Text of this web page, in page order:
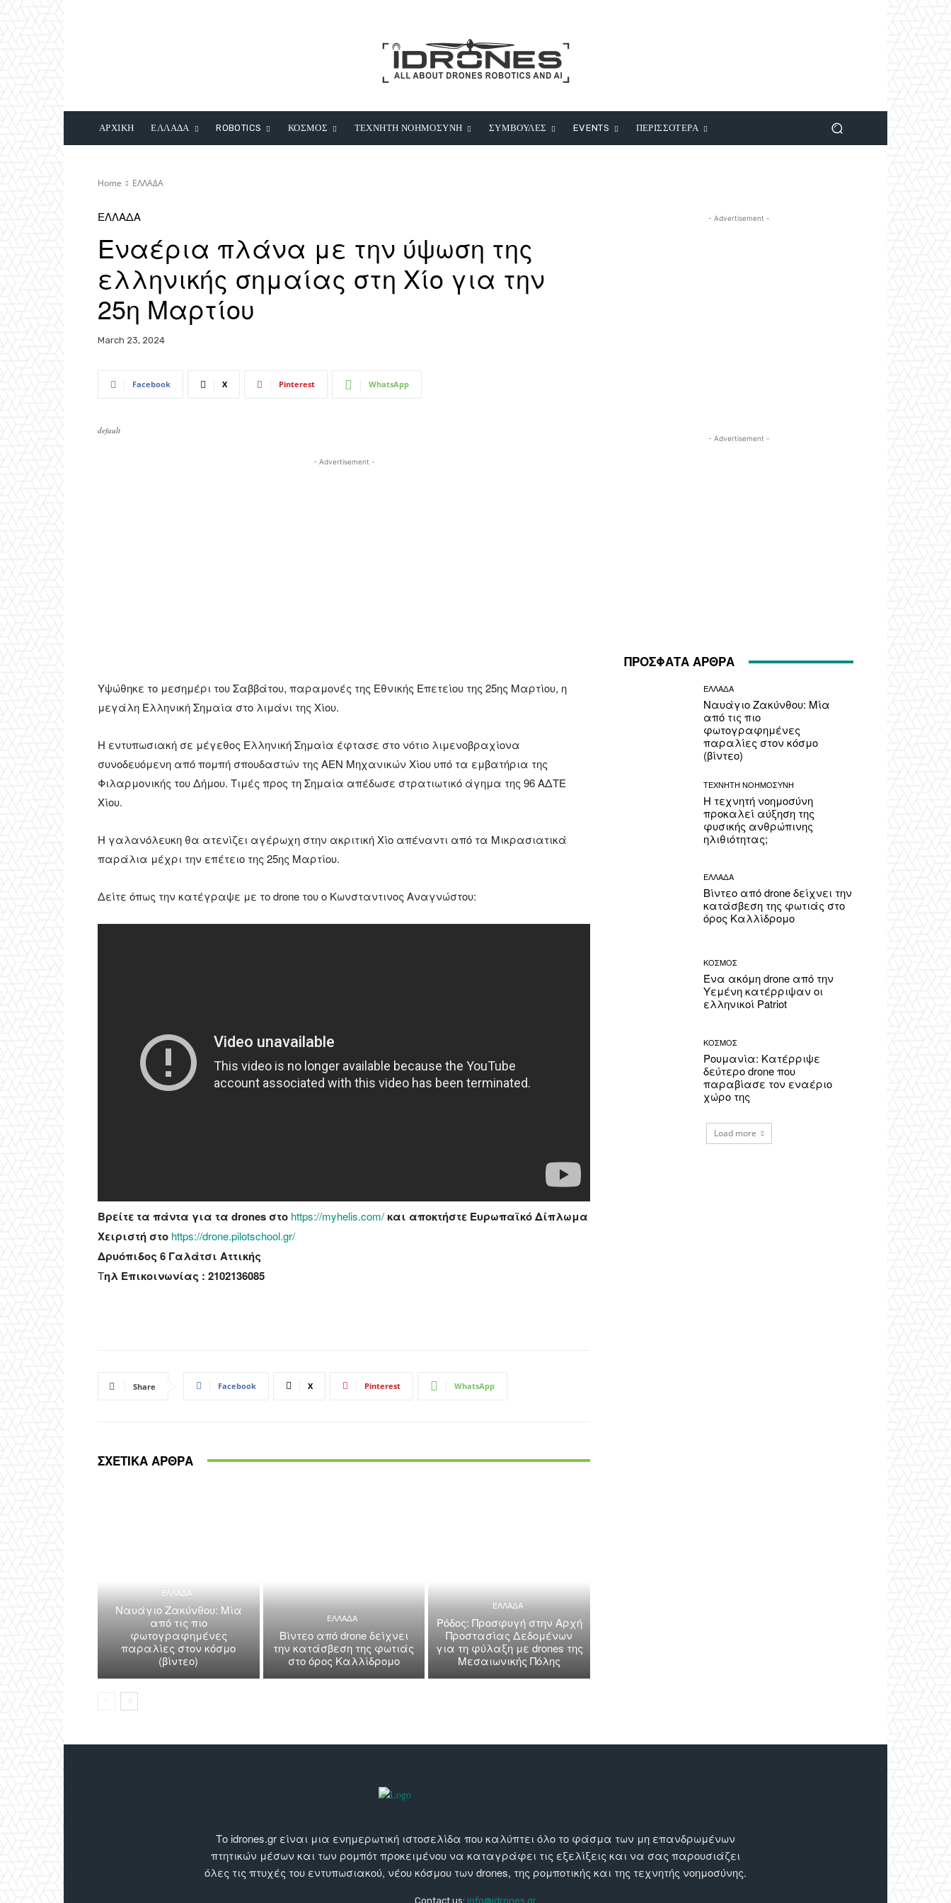
ΑΡΧΙΚΗ ΕΛΛΑΔΑ ROBOTICS ΚΟΣΜΟΣ ΤΕΧΝΗΤΗ ΝΟΗΜΟΣΥΝΗ ΣΥΜΒΟΥΛΕΣ EVENTS ΠΕΡΙΣΣΟΤΕΡΑ
Home ΕΛΛΑΔΑ
ΕΛΛΑΔΑ
Εναέρια πλάνα με την ύψωση της
ελληνικής σημαίας στη Χίο για την
25η Μαρτίου
March 23, 2024
Facebook X Pinterest WhatsApp
default
- Advertisement -
Υψώθηκε το μεσημέρι του Σαββάτου, παραμονές της Εθνικής Επετείου της 25ης Μαρτίου, η
μεγάλη Ελληνική Σημαία στο λιμάνι της Χίου.
Η εντυπωσιακή σε μέγεθος Ελληνική Σημαία έφτασε στο νότιο λιμενοβραχίονα
συνοδευόμενη από πομπή σπουδαστών της ΑΕΝ Μηχανικών Χίου υπό τα εμβατήρια της
Φιλαρμονικής του Δήμου. Τιμές προς τη Σημαία απέδωσε στρατιωτικό άγημα της 96 ΑΔΤΕ
Χίου.
Η γαλανόλευκη θα ατενίζει αγέρωχη στην ακριτική Χίο απέναντι από τα Μικρασιατικά
παράλια μέχρι την επέτειο της 25ης Μαρτίου.
Δείτε όπως την κατέγραψε με το drone του ο Κωνσταντινος Αναγνώστου:
Βρείτε τα πάντα για τα drones στο https://myhelis.com/και αποκτήστε Ευρωπαϊκό Δίπλωμα
Χειριστή στο https://drone.pilotschool.gr/
Δρυόπιδος 6 Γαλάτσι Αττικής
Τηλ Επικοινωνίας : 2102136085
Share Facebook X Pinterest WhatsApp
ΣΧΕΤΙΚΑ ΑΡΘΡΑ
ΕΛΛΑΔΑ
Ναυάγιο Ζακύνθου: Μία
από τις πιο
φωτογραφημένες
παραλίες στον κόσμο
(βίντεο)
ΕΛΛΑΔΑ
Βίντεο από drone δείχνει
την κατάσβεση της φωτιάς
στο όρος Καλλίδρομο
ΕΛΛΑΔΑ
Ρόδος: Προσφυγή στην Αρχή
Προστασίας Δεδομένων
για τη φύλαξη με drones της
Μεσαιωνικής Πόλης
- Advertisement -
- Advertisement -
ΠΡΟΣΦΑΤΑ ΑΡΘΡΑ
ΕΛΛΑΔΑ
Ναυάγιο Ζακύνθου: Μία
από τις πιο
φωτογραφημένες
παραλίες στον κόσμο
(βίντεο)
ΤΕΧΝΗΤΗ ΝΟΗΜΟΣΥΝΗ
Η τεχνητή νοημοσύνη
προκαλεί αύξηση της
φυσικής ανθρώπινης
ηλιθιότητας;
ΕΛΛΑΔΑ
Βίντεο από drone δείχνει την
κατάσβεση της φωτιάς στο
όρος Καλλίδρομο
ΚΟΣΜΟΣ
Ένα ακόμη drone από την
Υεμένη κατέρριψαν οι
ελληνικοί Patriot
ΚΟΣΜΟΣ
Ρουμανία: Κατέρριψε
δεύτερο drone που
παραβίασε τον εναέριο
χώρο της
Load more
Το idrones.gr είναι μια ενημερωτική ιστοσελίδα που καλύπτει όλο το φάσμα των μη επανδρωμένων
πτητικών μέσων και των ρομπότ προκειμένου να καταγράφει τις εξελίξεις και να σας παρουσιάζει
όλες τις πτυχές του εντυπωσιακού, νέου κόσμου των drones, της ρομποτικής και της τεχνητής νοημοσύνης.
Contact us: info@idrones.gr